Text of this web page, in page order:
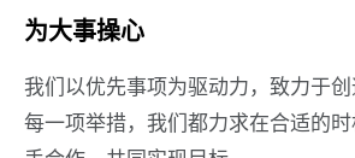
为大事操心
我们以优先事项为驱动力，致力于创
每一项举措，我们都力求在合适的